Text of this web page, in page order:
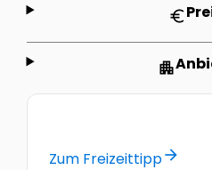
euro
apartment
Zum Freizeittipparrow_forward